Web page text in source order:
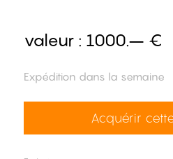
valeur : 1000.– €
Expédition dans la semaine
Acquérir